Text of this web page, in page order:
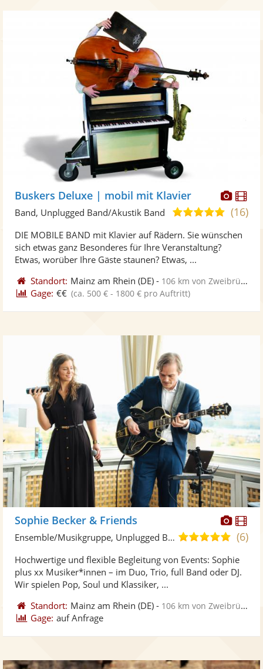
Fotos
Buskers Deluxe | mobil mit Klavier
5,0
5
(16)
Band, Unplugged Band/Akustik Band
DIE MOBILE BAND mit Klavier auf Rädern. Sie wünschen
sich etwas ganz Besonderes für Ihre Veranstaltung?
Etwas, worüber Ihre Gäste staunen? Etwas, ...
Standort: Mainz am Rhein (DE) - 106 km von Zweibrücken
Gage: €€ (ca. 500 € - 1800 € pro Auftritt)
Fotos
Sophie Becker & Friends
5,0
5
Sternen
(6)
Ensemble/Musikgruppe, Unplugged Band/Akustik Band
Hochwertige und flexible Begleitung von Events: Sophie
plus xx Musiker*innen – im Duo, Trio, full Band oder DJ.
Wir spielen Pop, Soul und Klassiker, ...
Standort: Mainz am Rhein (DE) - 106 km von Zweibrücken
Gage: auf Anfrage